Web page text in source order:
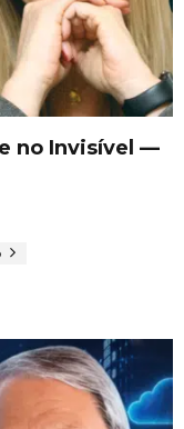
no Invisível —